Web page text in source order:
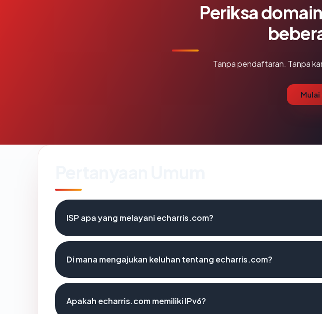
Periksa
Tanpa pendaftaran. Tanpa
ISP apa yang melayani echarris.com?
Di mana mengajukan keluhan tentang echarris.com?
Apakah echarris.com memiliki IPv6?